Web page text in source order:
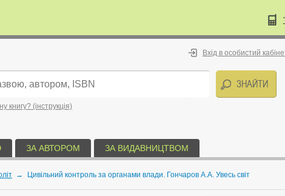
Вхід в особистий
книгу? (інструкція)
ЗА АВТОРОМ ЗА ВИДАВНИЦТВОМ
→ Цивільний контроль за органами влади. Гончаров А.А. Увесь світ